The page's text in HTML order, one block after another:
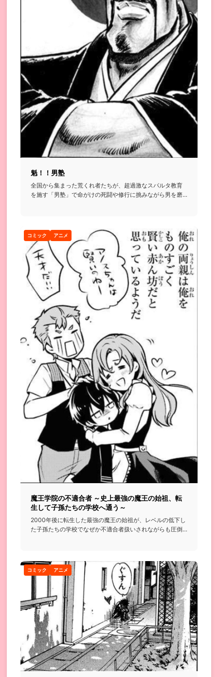
魁！！男塾
全国から集まった荒くれ者たちが、超過激なスパルタ教育
を施す「男塾」で命がけの死闘や修行に挑みながら男を磨
コミック アニメ
魔王学院の不適合者 ～史上最強の魔王の始祖、転
生して子孫たちの学校へ通う～
2000年後に転生した最強の魔王の始祖が、レベルの低下し
た子孫たちの学校でなぜか不適合者扱いされながらも圧倒
コミック アニメ